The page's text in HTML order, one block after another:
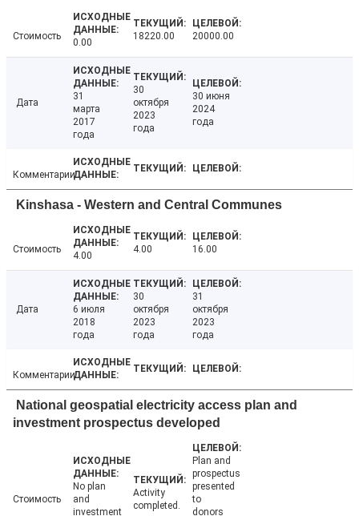
Стоимость
0.00
18220.00 20000.00
Дата
31
марта
2017
года
30
октября
2023
года
30 июня
2024
года
Комментарии
Kinshasa - Western and Central Communes
Стоимость
4.00
4.00 16.00
Дата
6 июля
2018
года
30
октября
2023
года
31
октября
2023
года
Комментарии
National geospatial electricity access plan and
investment prospectus developed
Стоимость
No plan
and
investment
Activity
completed.
Plan and
prospectus
presented
to
donors